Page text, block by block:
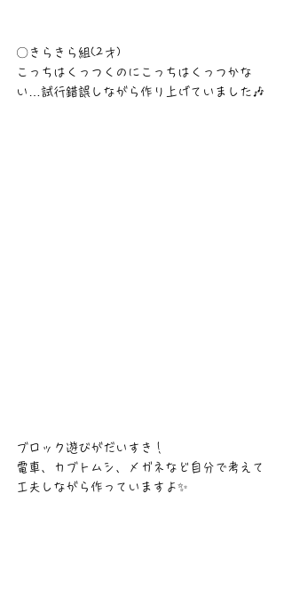
〇きらきら組(2才)
こっちはくっつくのにこっちはくっつかな
い…試行錯誤しながら作り上げていました🎶
ブロック遊びがだいすき！
電車、カブトムシ、メガネなど自分で考えて
工夫しながら作っていますよ✨️